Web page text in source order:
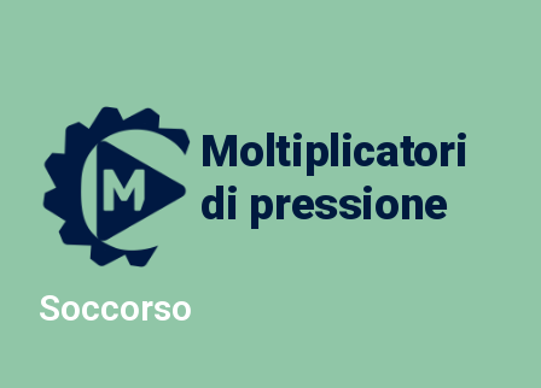
Moltiplicatori
di pressione
Soccorso